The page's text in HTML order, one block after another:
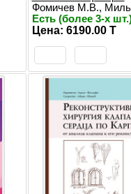
Фомичев М.В.,
Есть (более 3-х
Цена: 6190.00 T